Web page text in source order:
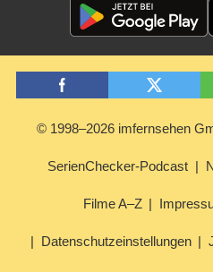
© 1998–2026 imfernsehen
SerienChecker-Podcast
Filme A–Z
Datenschutzeinstellungen